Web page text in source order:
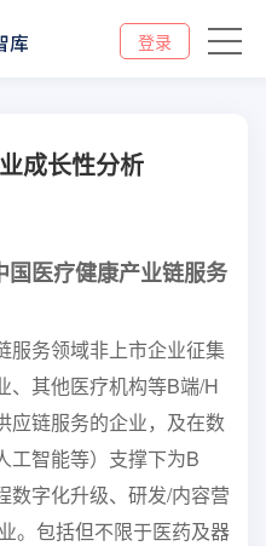
登录
成长性分析
国医疗健康产业链服务
服务领域非上市企业征集
、其他医疗机构等B端/H
应链服务的企业，及在数
工智能等）支撑下为B
数字化升级、研发/内容营
。包括但不限于医药及器